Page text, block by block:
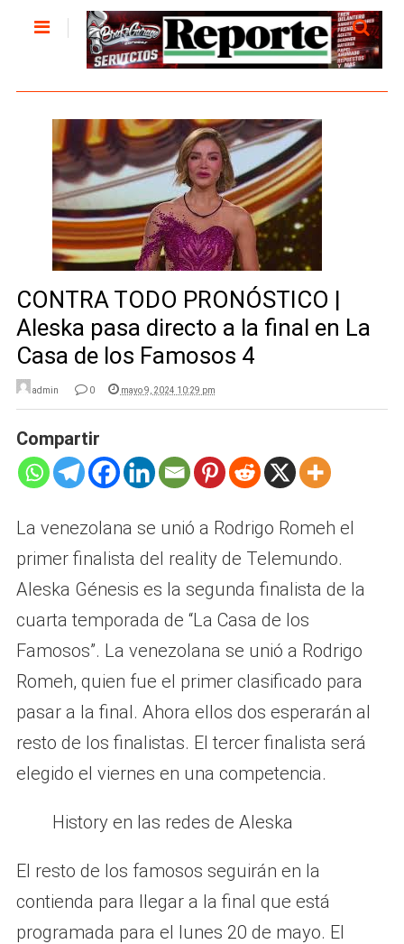
CONTRA TODO PRONÓSTICO |
Aleska pasa directo a la final en La
Casa de los Famosos 4
admin 0 mayo 9, 2024 10:29 pm
Compartir
La venezolana se unió a Rodrigo Romeh el
primer finalista del reality de Telemundo.
Aleska Génesis es la segunda finalista de la
cuarta temporada de “La Casa de los
Famosos”. La venezolana se unió a Rodrigo
Romeh, quien fue el primer clasificado para
pasar a la final. Ahora ellos dos esperarán al
resto de los finalistas. El tercer finalista será
elegido el viernes en una competencia.
History en las redes de Aleska
El resto de los famosos seguirán en la
contienda para llegar a la final que está
programada para el lunes 20 de mayo. El